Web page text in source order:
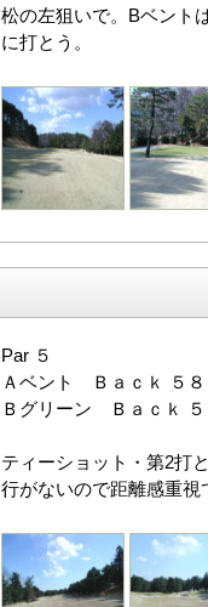
松の左狙いで。Bベント
に打とう。
Par ５
Ａベント Ｂａｃｋ ５
Ｂグリーン Ｂａｃｋ
ティーショット・第2打
行がないので距離感重視